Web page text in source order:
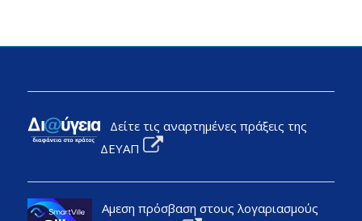
Δείτε τις αναρτημένες πράξεις της
ΔΕΥΑΠ
Αμεση πρόσβαση στους λογαριασμούς